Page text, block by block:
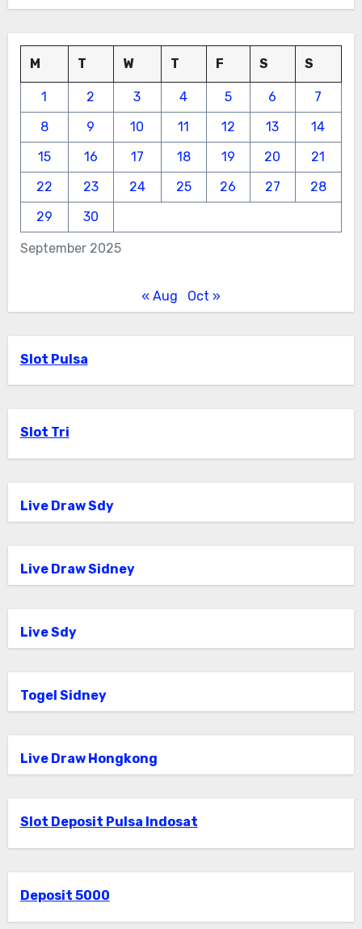
September 2025
M T W T F S S
1 2 3 4 5 6
7
8
9 10 11 12 13
14
15
16 17 18 19 20
21
22
23 24 25 26 27
28
29
30
« Aug Oct »
Slot Pulsa
Slot Tri
Live Draw Sdy
Live Draw Sidney
Live Sdy
Togel Sidney
Live Draw Hongkong
Slot Deposit Pulsa Indosat
Deposit 5000